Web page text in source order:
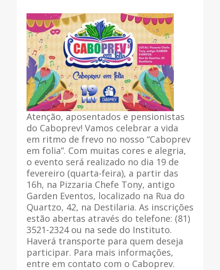
Atenção, aposentados e pensionistas
do Caboprev! Vamos celebrar a vida
em ritmo de frevo no nosso “Caboprev
em folia”. Com muitas cores e alegria,
o evento será realizado no dia 19 de
fevereiro (quarta-feira), a partir das
16h, na Pizzaria Chefe Tony, antigo
Garden Eventos, localizado na Rua do
Quartzo, 42, na Destilaria. As inscrições
estão abertas através do telefone: (81)
3521-2324 ou na sede do Instituto.
Haverá transporte para quem deseja
participar. Para mais informações,
entre em contato com o Caboprev.